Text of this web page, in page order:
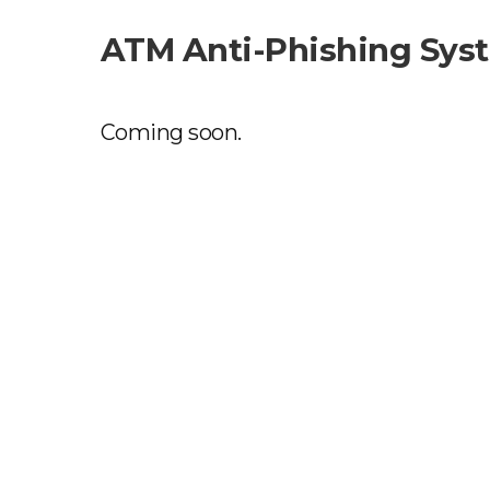
ATM Anti-Phishing
Coming soon.